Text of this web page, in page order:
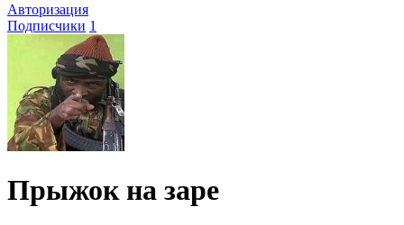
Авторизация
Подписчики 1
Прыжок на заре